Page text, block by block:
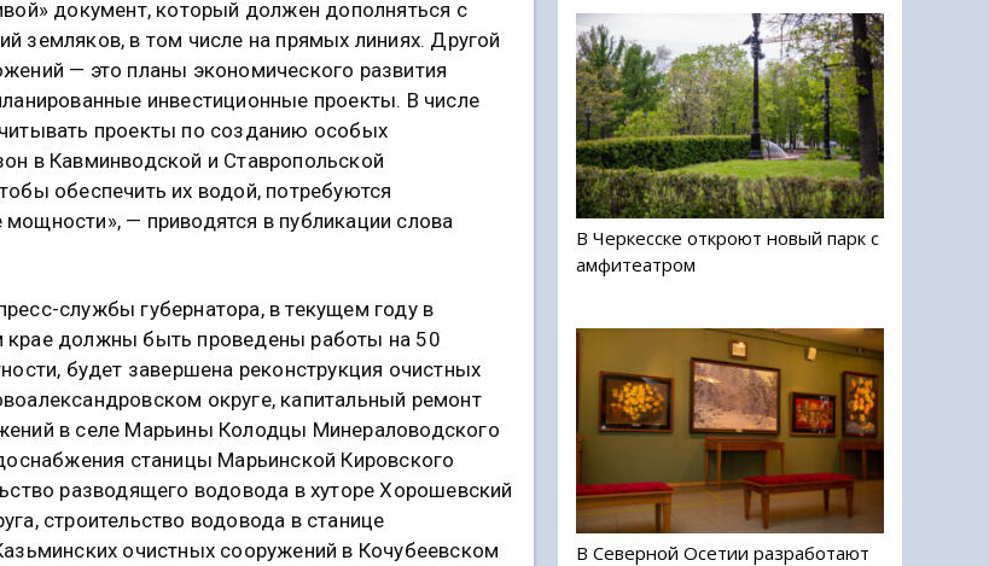
документ, который должен дополняться с
земляков, в том числе на прямых линиях. Другой
— это планы экономического развития
инвестиционные проекты. В числе
проекты по созданию особых
в Кавминводской и Ставропольской
обеспечить их водой, потребуются
— приводятся в публикации слова
службы губернатора, в текущем году в
крае должны быть проведены работы на 50
будет завершена реконструкция очистных
округе, капитальный ремонт
в селе Марьины Колодцы Минераловодского
станицы Марьинской Кировского
разводящего водовода в хуторе Хорошевский
строительство водовода в станице
очистных сооружений в Кочубеевском
В Черкесске откроют новый парк с
амфитеатром
В Северной Осетии разработают